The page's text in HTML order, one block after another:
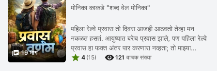
 19 भाग
मोनिका काकडे "शब्द वेल मोनिका"
पहिला रेल्वे प्रवास तो दिवस आजही आठवतो तेव्हा मन
नकळत हसतं. आयुष्यात बरेच प्रवास झाले, पण पहिला रेल्वे
प्रवास हा फक्त अंतर पार करणारा नव्हता; तो माझ्या
विचारांची, भावनांची आणि स्वप्नांचीही पहिली ...
 4 (15)  121 वाचक संख्या